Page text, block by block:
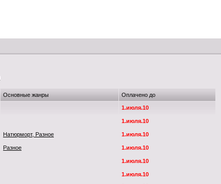
Основные жанры Оплачено до
1.июля.10
1.июля.10
Натюрморт, Разное 1.июля.10
Разное 1.июля.10
1.июля.10
1.июля.10